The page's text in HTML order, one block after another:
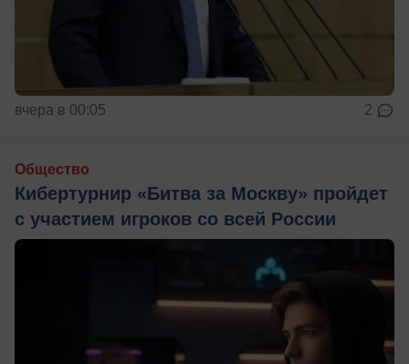
вчера в 00:05 2
Общество
Кибертурнир «Битва за Москву» пройдет
с участием игроков со всей России